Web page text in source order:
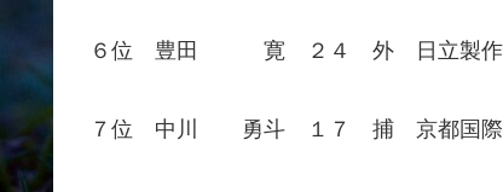
６位 豊田 寛 ２４ 外 日立製作
７位 中川 勇斗 １７ 捕 京都国際